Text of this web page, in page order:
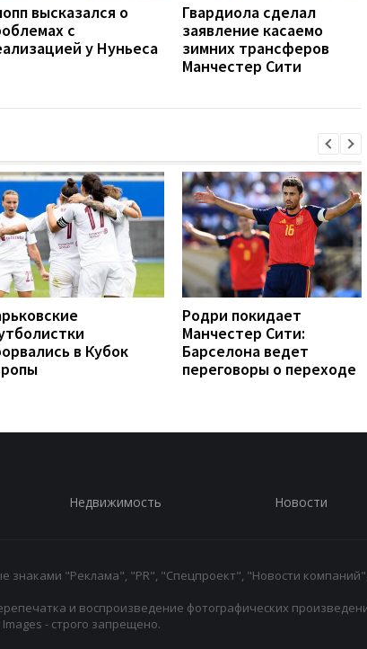
высказался о
с
у Нуньеса
Гвардиола сделал
заявление касаемо
зимних трансферов
Манчестер Сити
в Кубок
Родри покидает
Манчестер Сити:
Барселона ведет
переговоры о переходе
Недвижимость Новости
знаками "Реклама", "PR", "Спецпроект", "Новости
и воспроизведение фотографических
- строго запрещено.